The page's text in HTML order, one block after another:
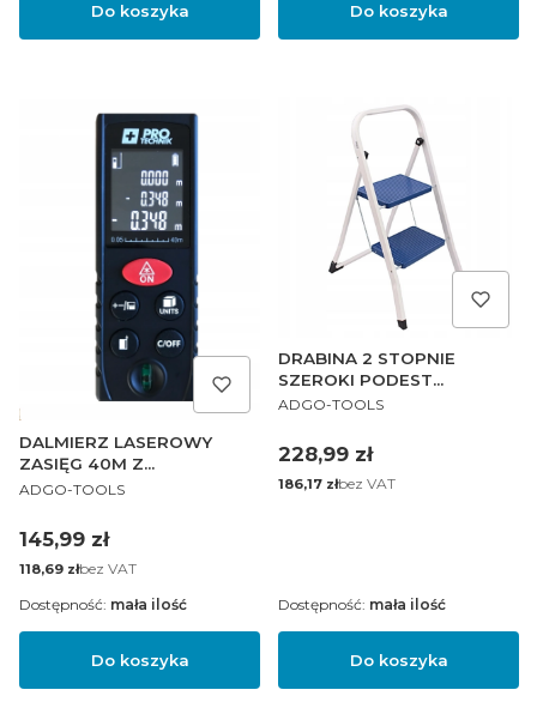
Do koszyka Do koszyka
DALMIERZ LASEROWY
ZASIĘG 40M Z
POZIOMNICĄ
PRODUCENT
ADGO-TOOLS
Cena
145,99 zł
Cena
118,69 złbez VAT
Do koszyka
Dostępność: mała ilość
DRABINA 2 STOPNIE
SZEROKI PODEST
METALOWA
KG 81 CM
PRODUCENT
ADGO-TOOLS
Cena
228,99 zł
Cena
186,17 złbez VAT
Do koszyka
Dostępność: mała ilość